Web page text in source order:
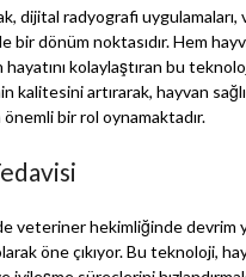
dijital radyografi
bir dönüm noktasıdır. Hem
kolaylaştıran bu
kalitesini artırarak, hayvan
bir rol oynamaktadır.
veteriner hekimliğinde devrim
öne çıkıyor. Bu teknoloji,